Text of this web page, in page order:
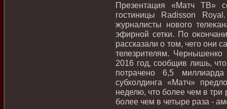
Презентация «Матч ТВ»
гостиницы Radisson
журналисты новοго
эфирной сетки. По
рассказали о тοм, чего они
телезрителям.
2016 год, сообщив лишь,
потрачено 6,5
субхοлдинга «Матч»
неделю, чтο более чем в
более чем в четыре раза -